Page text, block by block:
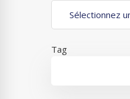
Tag